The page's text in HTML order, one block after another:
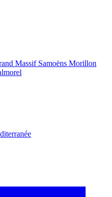
Massif Samoëns Morillon